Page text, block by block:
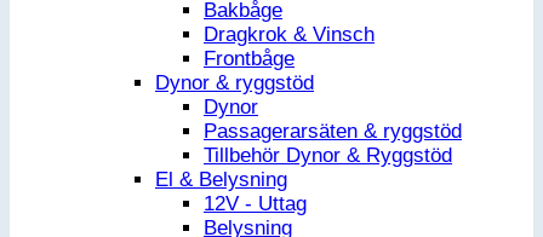
Bakbåge
Dragkrok & Vinsch
Frontbåge
Dynor & ryggstöd
Dynor
Passagerarsäten & ryggstöd
Tillbehör Dynor & Ryggstöd
El & Belysning
12V - Uttag
Belysning